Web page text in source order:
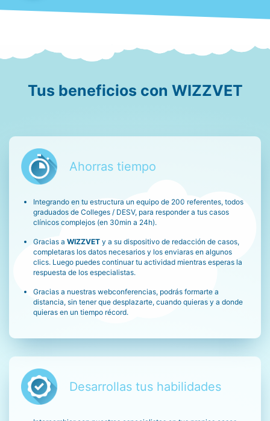
Tus beneficios con WIZZVET
Ahorras tiempo
Integrando en tu estructura un equipo de 200 referentes, todos
graduados de Colleges / DESV, para responder a tus casos
clínicos complejos (en 30min a 24h).
Gracias a WIZZVET y a su dispositivo de redacción de casos,
completaras los datos necesarios y los enviaras en algunos
clics. Luego puedes continuar tu actividad mientras esperas la
respuesta de los especialistas.
Gracias a nuestras webconferencias, podrás formarte a
distancia, sin tener que desplazarte, cuando quieras y a donde
quieras en un tiempo récord.
Desarrollas tus habilidades